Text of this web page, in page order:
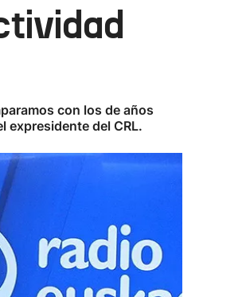
con los de años
expresidente del CRL.